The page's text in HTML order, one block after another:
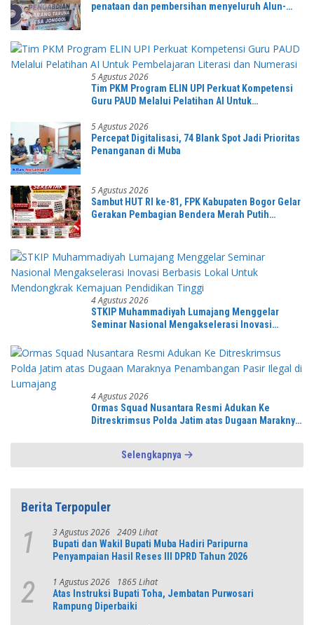
penataan dan pembersihan menyeluruh Alun-
“,karang taruna desa Jonggol Jaya Jaya,”
5 Agustus 2026
Tim PKM Program ELIN UPI Perkuat Kompetensi
Guru PAUD Melalui Pelatihan AI Untuk
5 Agustus 2026
Percepat Digitalisasi, 74 Blank Spot Jadi Prioritas
Penanganan di Muba
5 Agustus 2026
Sambut HUT RI ke-81, FPK Kabupaten Bogor Gelar
Gerakan Pembagian Bendera Merah Putih
4 Agustus 2026
STKIP Muhammadiyah Lumajang Menggelar
Seminar Nasional Mengakselerasi Inovasi
Pendidikan Tinggi
4 Agustus 2026
Ormas Squad Nusantara Resmi Adukan Ke
Ditreskrimsus Polda Jatim atas Dugaan Maraknya
Selengkapnya
Berita Terpopuler
1 3 Agustus 2026 2409 Lihat
Bupati dan Wakil Bupati Muba Hadiri Paripurna
Penyampaian Hasil Reses III DPRD Tahun 2026
2 1 Agustus 2026 1865 Lihat
Atas Instruksi Bupati Toha, Jembatan Purwosari
Rampung Diperbaiki